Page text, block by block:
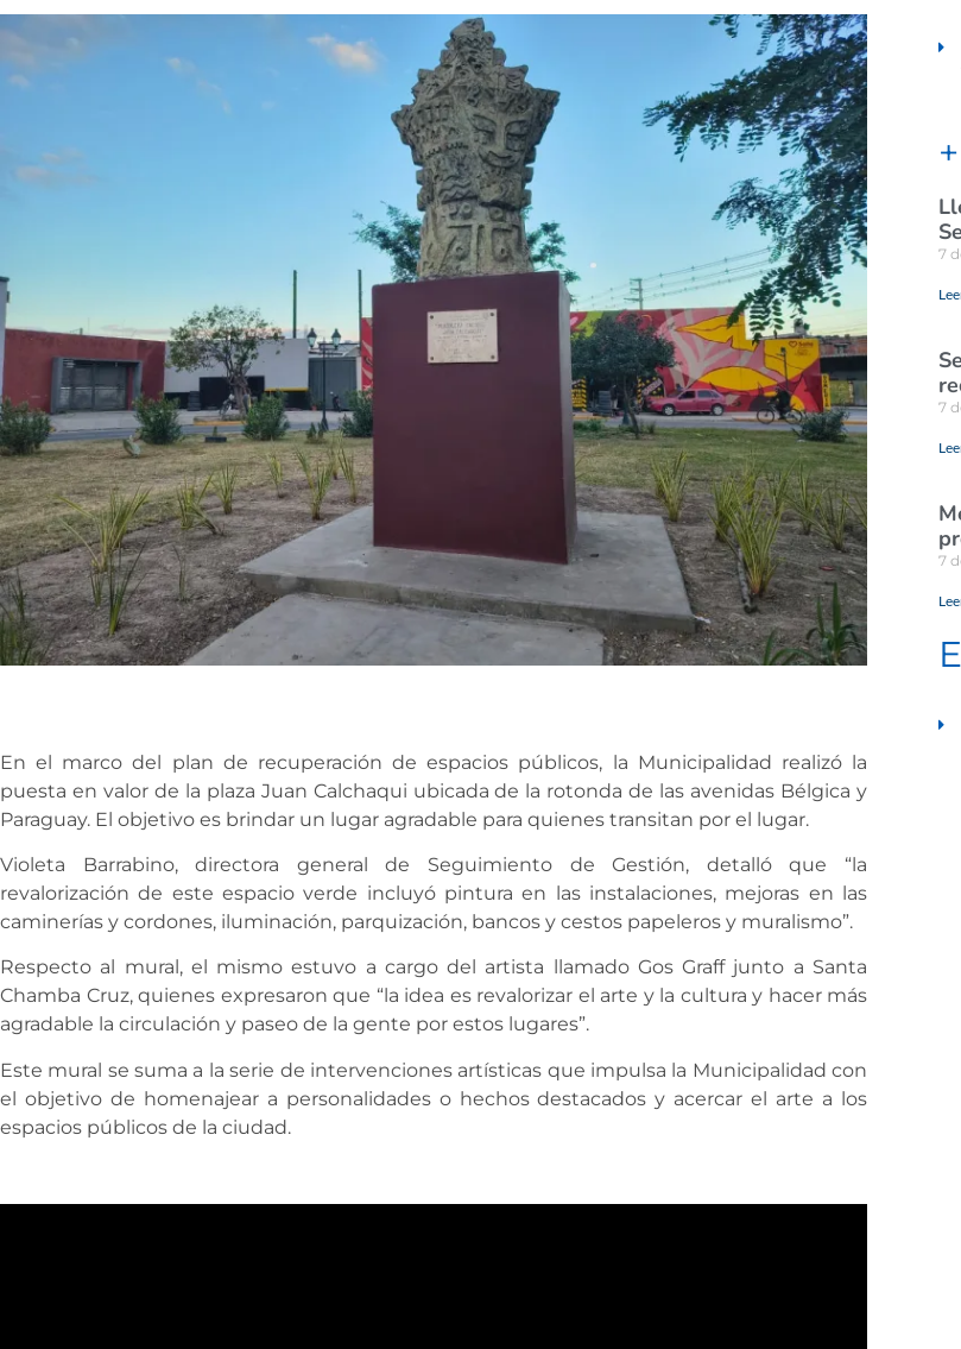
En el marco del plan de recuperación de espacios públicos, la Municipalidad realizó la
puesta en valor de la plaza Juan Calchaqui ubicada de la rotonda de las avenidas Bélgica y
Paraguay. El objetivo es brindar un lugar agradable para quienes transitan por el lugar.
Violeta Barrabino, directora general de Seguimiento de Gestión, detalló que “la
revalorización de este espacio verde incluyó pintura en las instalaciones, mejoras en las
caminerías y cordones, iluminación, parquización, bancos y cestos papeleros y muralismo”.
Respecto al mural, el mismo estuvo a cargo del artista llamado Gos Graff junto a Santa
Chamba Cruz, quienes expresaron que “la idea es revalorizar el arte y la cultura y hacer más
agradable la circulación y paseo de la gente por estos lugares”.
Este mural se suma a la serie de intervenciones artísticas que impulsa la Municipalidad con
el objetivo de homenajear a personalidades o hechos destacados y acercar el arte a los
espacios públicos de la ciudad.
7
7
7